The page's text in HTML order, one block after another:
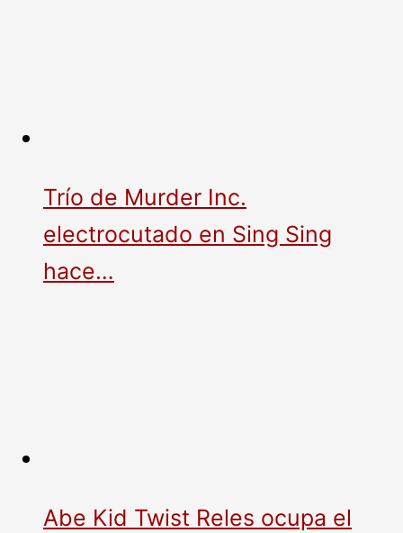
Trío de Murder Inc.
electrocutado en Sing Sing
hace…
Abe Kid Twist Reles ocupa el